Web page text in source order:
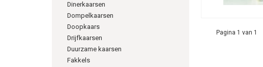
Dinerkaarsen
Dompelkaarsen
Doopkaars
Drijfkaarsen
Duurzame kaarsen
Fakkels
Pagina 1 van 1